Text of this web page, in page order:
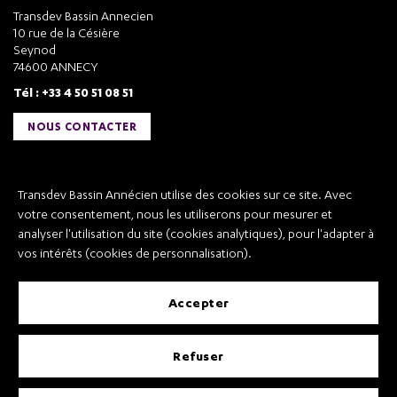
Transdev Bassin Annécien utilise des cookies sur ce site. Avec
votre consentement, nous les utiliserons pour mesurer et
analyser l'utilisation du site (cookies analytiques), pour l'adapter à
vos intérêts (cookies de personnalisation).
accepter
refuser
Transdev Bassin Annecien
10 rue de la Césière
Seynod
74600 ANNECY
Tél : +33 4 50 51 08 51
NOUS CONTACTER
Transdev Bassin Annécien
Recrutement
Conditions Générales de Vente et Transport
Conditions Générales d’Utilisation
Règlement